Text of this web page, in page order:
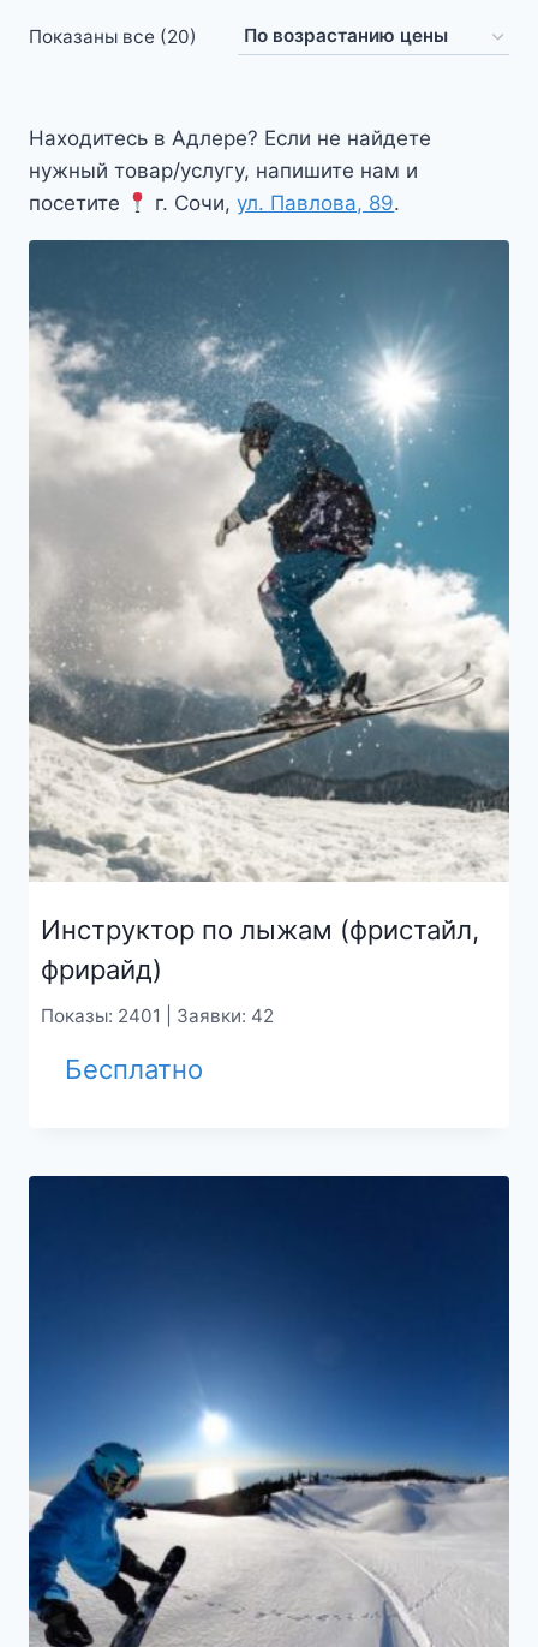
Показаны все (20) Цены:
Находитесь в Адлере? Если не найдете
нужный товар/услугу, напишите нам и
посетите
г. Сочи,ул. Павлова, 89.
Инструктор по лыжам (фристайл,
фрирайд)
Показы: 2401 | Заявки: 42
Бесплатно